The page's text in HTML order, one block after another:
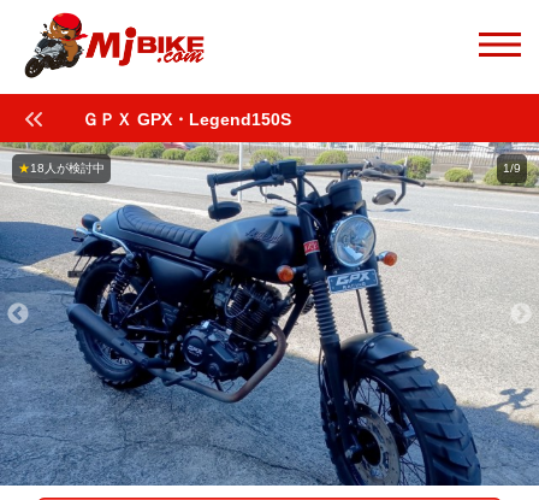
ＧＰＸ GPX・Legend150S
1/9
★18人が検討中